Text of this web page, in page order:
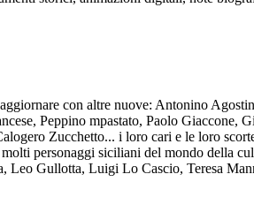
aggiornare con altre nuove: Antonino
Peppino mpastato, Paolo
Zucchetto... i loro cari e le loro
personaggi siciliani del mondo della
Gullotta, Luigi Lo Cascio, Teresa